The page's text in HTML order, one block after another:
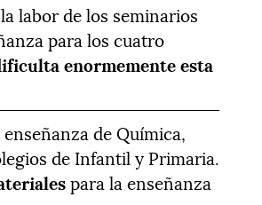
labor de los seminarios
para los cuatro
enormemente esta
de Química,
de Infantil y Primaria.
para la enseñanza